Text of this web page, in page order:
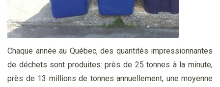
Chaque année au Québec, des quantités impressionnantes
de déchets sont produites: près de 25 tonnes à la minute,
près de 13 millions de tonnes annuellement, une moyenne